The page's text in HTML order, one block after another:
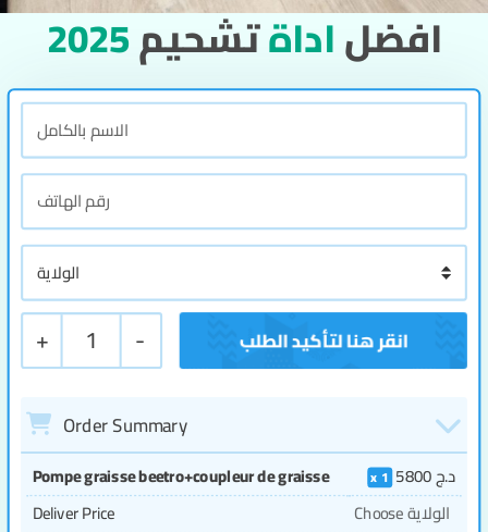
افضلاداةتشحيم2025
+ 1 -
Order Summary
Pompe graisse beetro+coupleur de graisse 1 5800د.ج
Deliver Price
Choose الولاية